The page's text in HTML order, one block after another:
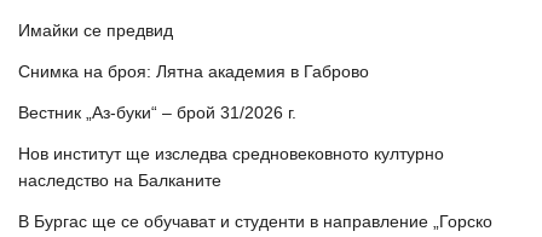
Имайки се предвид
Снимка на броя: Лятна академия в Габрово
Вестник „Аз-буки“ – брой 31/2026 г.
Нов институт ще изследва средновековното културно
наследство на Балканите
В Бургас ще се обучават и студенти в направление „Горско